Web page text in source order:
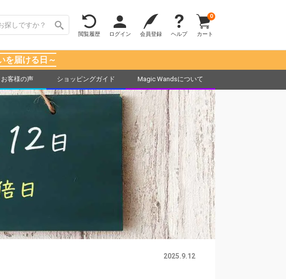
閲覧履歴 ログイン 会員登録 ヘルプ カート
0
を届ける日～
お客様の声 ショッピングガイド Magic Wandsについて
2025.9.12